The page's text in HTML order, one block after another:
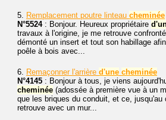
5. Remplacement poutre linteau cheminée
N°5524: Bonjour. Heureux propriétaire
travaux à l'origine, je me retrouve
démonté un insert et tout son habillage
poêle à bois avec...
6. Remaçonner l'arrière d'une cheminée
N°4145 : Bonjour à tous, je viens
cheminée (adossée à première vue à un
que les briques du conduit, et ce,
retrouve avec un mur...